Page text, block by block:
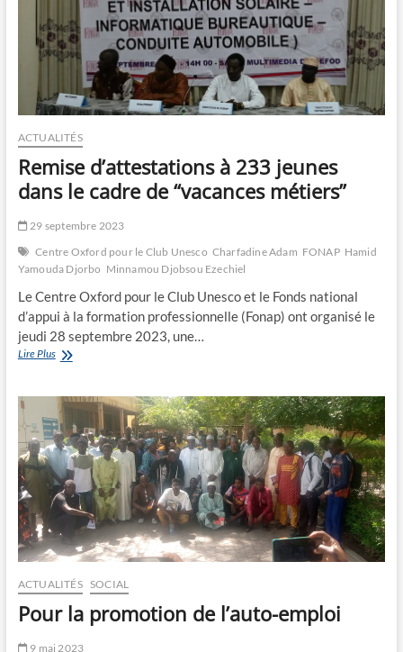
ACTUALITÉS
Remise d’attestations à 233 jeunes
dans le cadre de “vacances métiers”
29 septembre 2023
Centre Oxford pour le Club Unesco Charfadine Adam FONAP Hamid
Yamouda Djorbo Minnamou Djobsou Ezechiel
Le Centre Oxford pour le Club Unesco et le Fonds national
d’appui à la formation professionnelle (Fonap) ont organisé le
jeudi 28 septembre 2023, une…
Lire PlusRemise
233
jeunes
dans
le
cadre
de
“vacances
métiers”
ACTUALITÉS SOCIAL
Pour la promotion de l’auto-emploi
9 mai 2023